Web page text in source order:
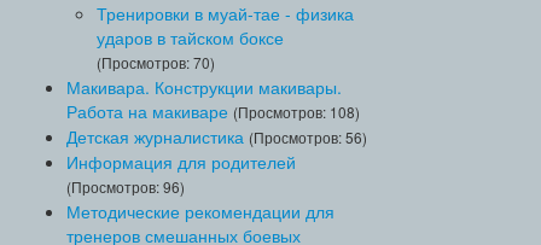
Тренировки в муай-тае - физика
ударов в тайском боксе
(Просмотров: 70)
Макивара. Конструкции макивары.
Работа на макиваре (Просмотров: 108)
Детская журналистика (Просмотров: 56)
Информация для родителей
(Просмотров: 96)
Методические рекомендации для
тренеров смешанных боевых